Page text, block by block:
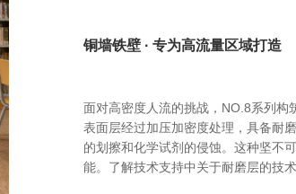
铜墙铁壁 · 专为高流量区域打造
面对高密度人流的挑战，NO.8系列构
表面层经过加压加密度处理，具备耐
的划擦和化学试剂的侵蚀。这种坚不
能。了解技术支持中关于耐磨层的技